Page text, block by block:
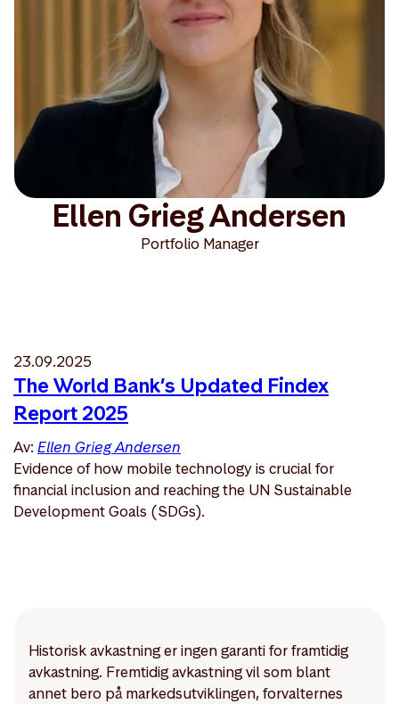
Ellen Grieg Andersen
Portfolio Manager
23.09.2025
The World Bank’s Updated Findex
Report 2025
Av: Ellen Grieg Andersen
Evidence of how mobile technology is crucial for
financial inclusion and reaching the UN Sustainable
Development Goals (SDGs).
Historisk avkastning er ingen garanti for framtidig
avkastning. Fremtidig avkastning vil som blant
annet bero på markedsutviklingen, forvalternes